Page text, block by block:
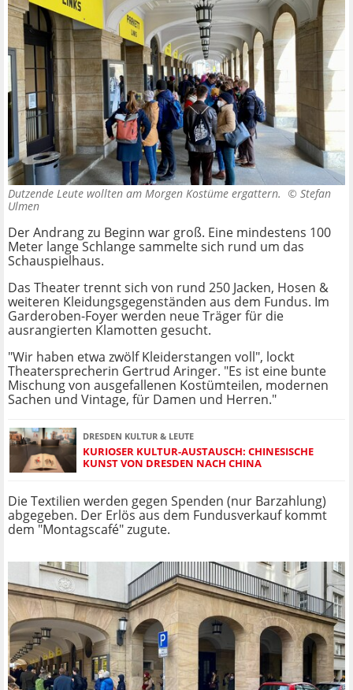
Dutzende Leute wollten am Morgen Kostüme ergattern. © Stefan
Ulmen
Der Andrang zu Beginn war groß. Eine mindestens 100
Meter lange Schlange sammelte sich rund um das
Schauspielhaus.
Das Theater trennt sich von rund 250 Jacken, Hosen &
weiteren Kleidungsgegenständen aus dem Fundus. Im
Garderoben-Foyer werden neue Träger für die
ausrangierten Klamotten gesucht.
"Wir haben etwa zwölf Kleiderstangen voll", lockt
Theatersprecherin Gertrud Aringer. "Es ist eine bunte
Mischung von ausgefallenen Kostümteilen, modernen
Sachen und Vintage, für Damen und Herren."
DRESDEN KULTUR & LEUTE
KURIOSER KULTUR-AUSTAUSCH: CHINESISCHE
KUNST VON DRESDEN NACH CHINA
Die Textilien werden gegen Spenden (nur Barzahlung)
abgegeben. Der Erlös aus dem Fundusverkauf kommt
dem "Montagscafé" zugute.